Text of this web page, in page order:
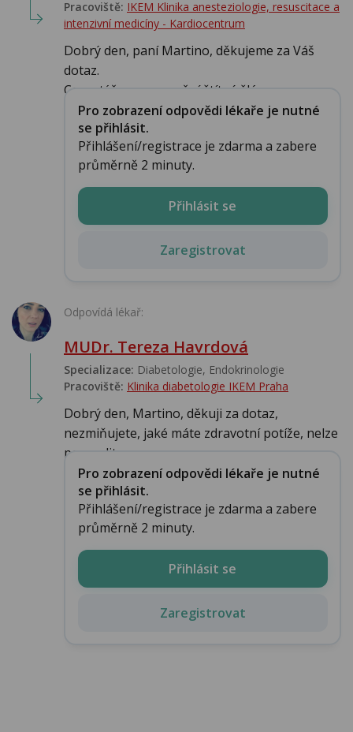
Pracoviště: IKEM Klinika anesteziologie, resuscitace a
intenzivní medicíny - Kardiocentrum
Dobrý den, paní Martino, děkujeme za Váš
dotaz.
Co se týče onemocnění štítné žlázy a...
Pro zobrazení odpovědi lékaře je nutné
se přihlásit.
Přihlášení/registrace je zdarma a zabere
průměrně 2 minuty.
Přihlásit se
Zaregistrovat
Odpovídá lékař:
MUDr. Tereza Havrdová
Specializace: Diabetologie, Endokrinologie‎
Pracoviště: Klinika diabetologie IKEM Praha
Dobrý den, Martino, děkuji za dotaz,
nezmiňujete, jaké máte zdravotní potíže, nelze
posoudit...
Pro zobrazení odpovědi lékaře je nutné
se přihlásit.
Přihlášení/registrace je zdarma a zabere
průměrně 2 minuty.
Přihlásit se
Zaregistrovat